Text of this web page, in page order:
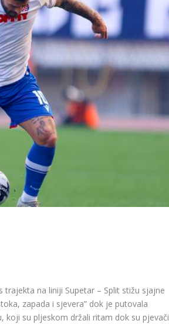
trajekta na liniji Supetar – Split stižu sjajne
zapada i sjevera” dok je putovala
koji su pljeskom držali ritam dok su pjevači